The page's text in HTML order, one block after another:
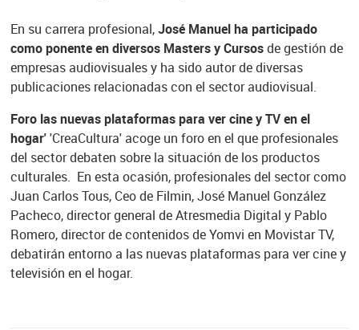
En su carrera profesional,José Manuel ha participado
como ponente en diversos Masters y Cursosde gestión de
empresas audiovisuales y ha sido autor de diversas
publicaciones relacionadas con el sector audiovisual.
Foro las nuevas plataformas para ver cine y TV en el
hogar''CreaCultura' acoge un foro en el que profesionales
del sector debaten sobre la situación de los productos
culturales. En esta ocasión, profesionales del sector como
Juan Carlos Tous, Ceo de Filmin, José Manuel González
Pacheco, director general de Atresmedia Digital y Pablo
Romero, director de contenidos de Yomvi en Movistar TV,
debatirán entorno a las nuevas plataformas para ver cine y
televisión en el hogar.